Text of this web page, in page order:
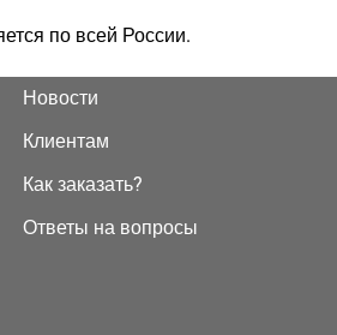
по всей России.
Новости
Клиентам
Как заказать?
Ответы на вопросы